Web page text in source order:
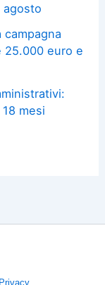
agosto
campagna
25.000 euro e
mesi
Privacy